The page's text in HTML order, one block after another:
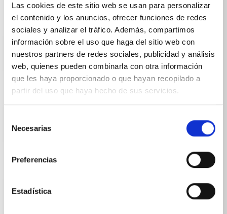
Las cookies de este sitio web se usan para personalizar
el contenido y los anuncios, ofrecer funciones de redes
sociales y analizar el tráfico. Además, compartimos
información sobre el uso que haga del sitio web con
nuestros partners de redes sociales, publicidad y análisis
web, quienes pueden combinarla con otra información
que les haya proporcionado o que hayan recopilado a
partir del uso que haya hecho de sus servicios.
Necesarias
Preferencias
Estadística
ESPECIFICACIONES TÉCNICAS
Peso